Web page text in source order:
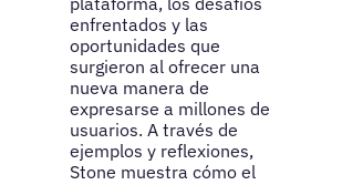
enfrentados y las
oportunidades que
surgieron al ofrecer una
nueva manera de
expresarse a millones de
usuarios. A través de
ejemplos y reflexiones,
Stone muestra cómo el